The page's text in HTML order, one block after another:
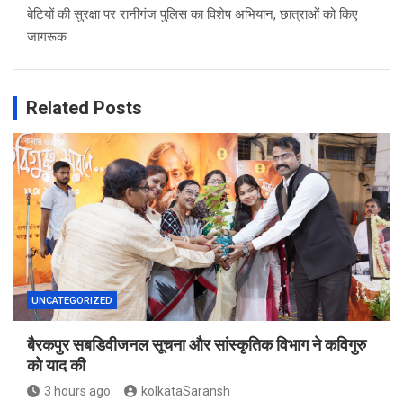
बेटियों की सुरक्षा पर रानीगंज पुलिस का विशेष अभियान, छात्राओं को किए
जागरूक
Related Posts
UNCATEGORIZED
बैरकपुर सबडिवीजनल सूचना और सांस्कृतिक विभाग ने कविगुरु
को याद की
3 hours ago kolkataSaransh